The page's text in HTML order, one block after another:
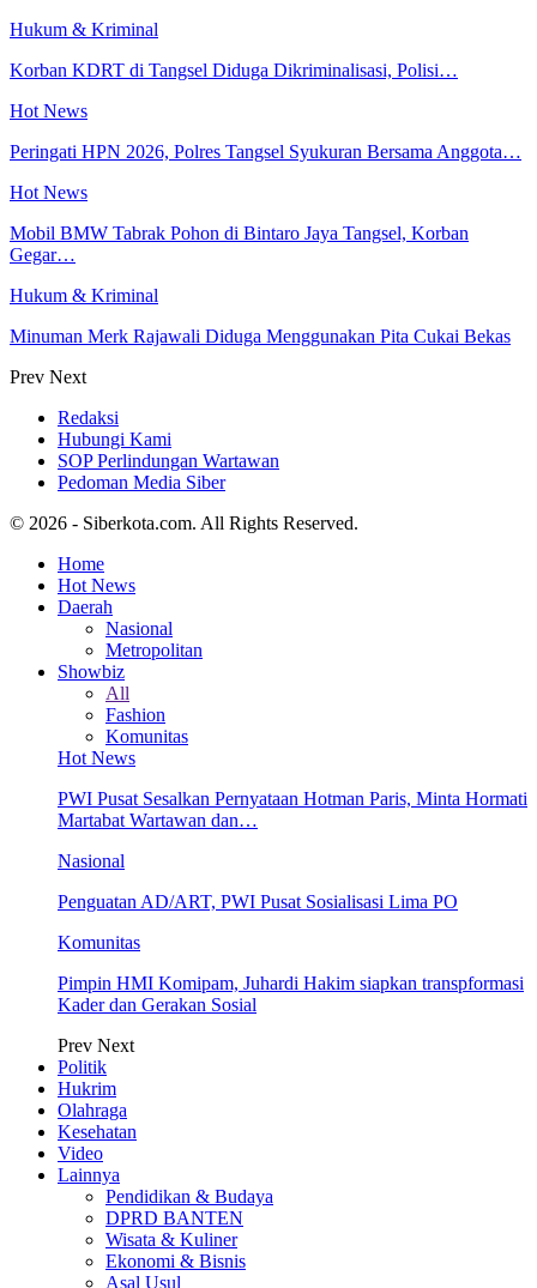
Hukum & Kriminal
Korban KDRT di Tangsel Diduga Dikriminalisasi, Polisi…
Hot News
Peringati HPN 2026, Polres Tangsel Syukuran Bersama Anggota…
Hot News
Mobil BMW Tabrak Pohon di Bintaro Jaya Tangsel, Korban
Gegar…
Hukum & Kriminal
Minuman Merk Rajawali Diduga Menggunakan Pita Cukai Bekas
Prev Next
Redaksi
Hubungi Kami
SOP Perlindungan Wartawan
Pedoman Media Siber
© 2026 - Siberkota.com. All Rights Reserved.
Home
Hot News
Daerah
Nasional
Metropolitan
Showbiz
All
Fashion
Komunitas
Hot News
PWI Pusat Sesalkan Pernyataan Hotman Paris, Minta Hormati
Martabat Wartawan dan…
Nasional
Penguatan AD/ART, PWI Pusat Sosialisasi Lima PO
Komunitas
Pimpin HMI Komipam, Juhardi Hakim siapkan transpformasi
Kader dan Gerakan Sosial
Prev Next
Politik
Hukrim
Olahraga
Kesehatan
Video
Lainnya
Pendidikan & Budaya
DPRD BANTEN
Wisata & Kuliner
Ekonomi & Bisnis
Asal Usul